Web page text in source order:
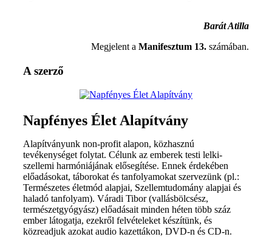
Barát Atilla
Megjelent a Manifesztum 13. számában.
A szerző
Napfényes Élet Alapítvány
Alapítványunk non-profit alapon, közhasznú
tevékenységet folytat. Célunk az emberek testi lelki-
szellemi harmóniájának elősegítése. Ennek érdekében
előadásokat, táborokat és tanfolyamokat szervezünk (pl.:
Természetes életmód alapjai, Szellemtudomány alapjai és
haladó tanfolyam). Váradi Tibor (vallásbölcsész,
természetgyógyász) előadásait minden héten több száz
ember látogatja, ezekről felvételeket készítünk, és
közreadjuk azokat audio kazettákon, DVD-n és CD-n.